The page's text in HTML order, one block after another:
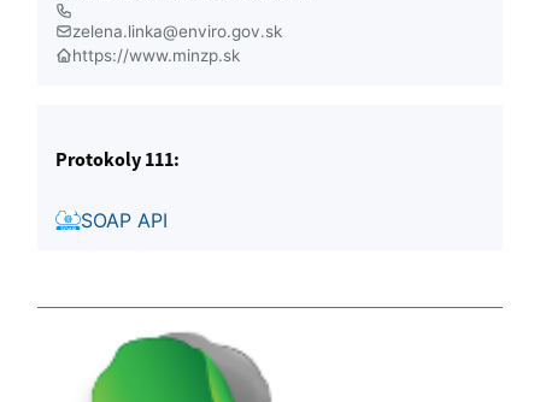
zelena.linka@enviro.gov.sk
https://www.minzp.sk
Protokoly 111:
SOAP API